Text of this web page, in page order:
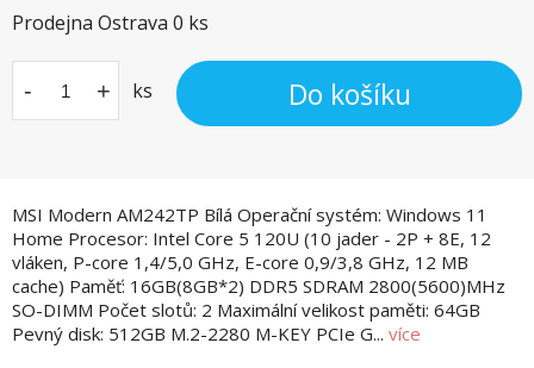
MSI Modern AM242TP Bílá Operační systém: Windows 11
Home Procesor: Intel Core 5 120U (10 jader - 2P + 8E, 12
vláken, P-core 1,4/5,0 GHz, E-core 0,9/3,8 GHz, 12 MB
cache) Paměť: 16GB(8GB*2) DDR5 SDRAM 2800(5600)MHz
SO-DIMM Počet slotů: 2 Maximální velikost paměti: 64GB
Pevný disk: 512GB M.2-2280 M-KEY PCIe G... více
Prodejna Ostrava 0 ks
- + ks Do košíku